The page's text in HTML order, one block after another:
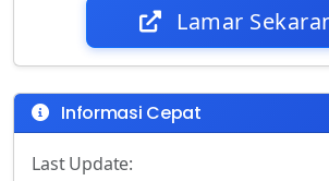
Lamar
Informasi Cepat
Last Update: